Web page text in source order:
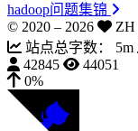
hadoop问题集锦
© 2020 – 2026
ZH
站点总字数：
5m
42845
44051
0%